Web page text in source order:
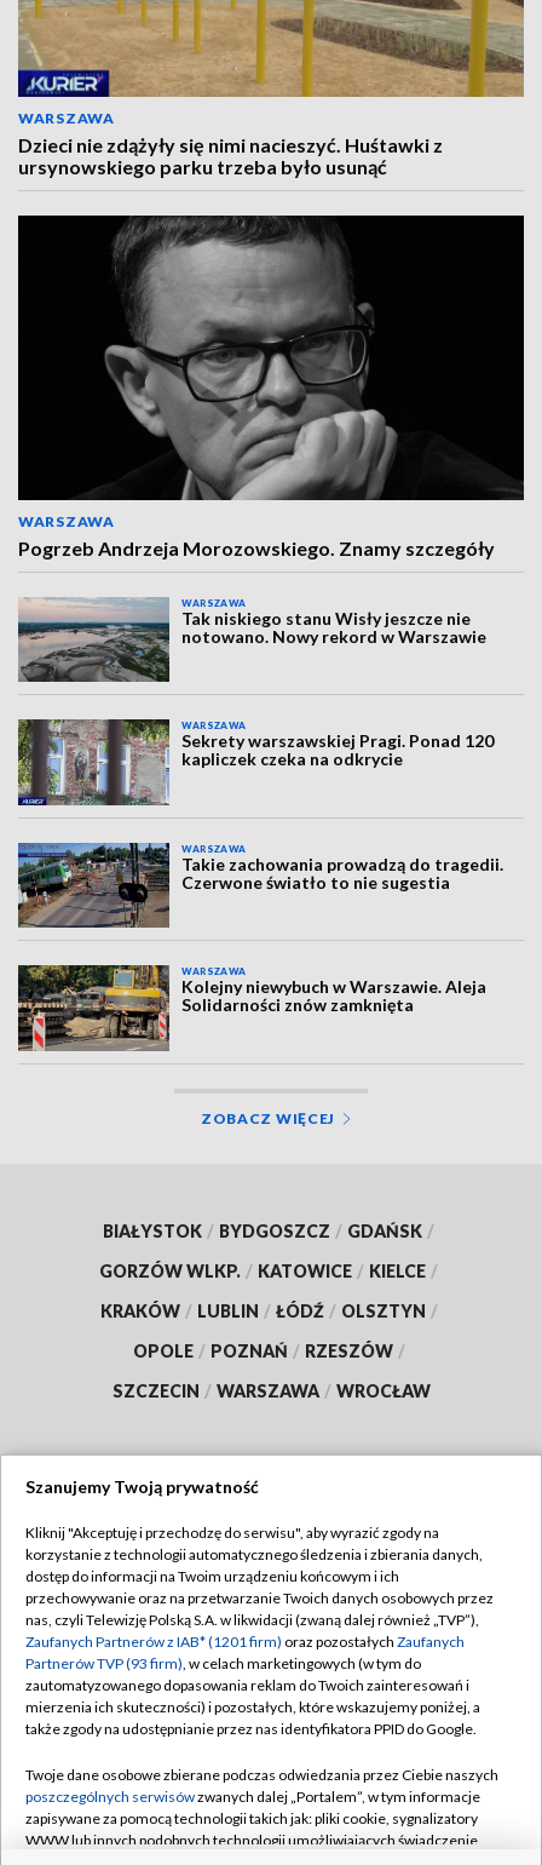
WARSZAWA
Dzieci nie zdążyły się nimi nacieszyć. Huśtawki z
ursynowskiego parku trzeba było usunąć
WARSZAWA
Pogrzeb Andrzeja Morozowskiego. Znamy szczegóły
WARSZAWA
Tak niskiego stanu Wisły jeszcze nie
notowano. Nowy rekord w Warszawie
WARSZAWA
Sekrety warszawskiej Pragi. Ponad 120
kapliczek czeka na odkrycie
WARSZAWA
Takie zachowania prowadzą do tragedii.
Czerwone światło to nie sugestia
WARSZAWA
Kolejny niewybuch w Warszawie. Aleja
Solidarności znów zamknięta
ZOBACZ WIĘCEJ
BIAŁYSTOK / BYDGOSZCZ / GDAŃSK /
GORZÓW WLKP. / KATOWICE / KIELCE /
KRAKÓW / LUBLIN / ŁÓDŹ / OLSZTYN /
OPOLE / POZNAŃ / RZESZÓW /
SZCZECIN / WARSZAWA / WROCŁAW
TVP
Abonament TVP
Emisja w TVP
Centrum informacji TVP
Naziemna Telewizja Cyfrowa
Rada Programowa
System NOS
Regulamin TVP
Polityka prywatności
Moje zgody
Pomoc
Kontakt
Szanujemy Twoją prywatność
Kliknij "Akceptuję i przechodzę do serwisu", aby wyrazić zgody na
korzystanie z technologii automatycznego śledzenia i zbierania danych,
dostęp do informacji na Twoim urządzeniu końcowym i ich
przechowywanie oraz na przetwarzanie Twoich danych osobowych przez
nas, czyli Telewizję Polską S.A. w likwidacji (zwaną dalej również „TVP”),
Zaufanych Partnerów z IAB* (1201 firm) oraz pozostałych Zaufanych
Partnerów TVP (93 firm), w celach marketingowych (w tym do
zautomatyzowanego dopasowania reklam do Twoich zainteresowań i
mierzenia ich skuteczności) i pozostałych, które wskazujemy poniżej, a
także zgody na udostępnianie przez nas identyfikatora PPID do Google.
Twoje dane osobowe zbierane podczas odwiedzania przez Ciebie naszych
poszczególnych serwisówzwanych dalej „Portalem”, w tym informacje
zapisywane za pomocą technologii takich jak: pliki cookie, sygnalizatory
WWW lub innych podobnych technologii umożliwiających świadczenie